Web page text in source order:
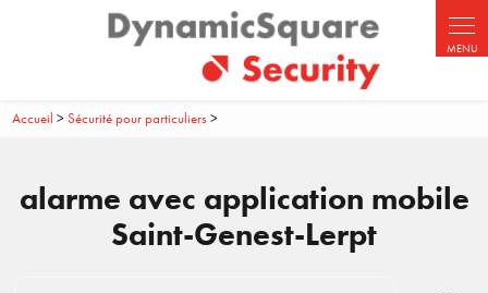
Accueil >Sécurité pour particuliers>
alarme avec application mobile
Saint-Genest-Lerpt
Panneau de gestion des cookies